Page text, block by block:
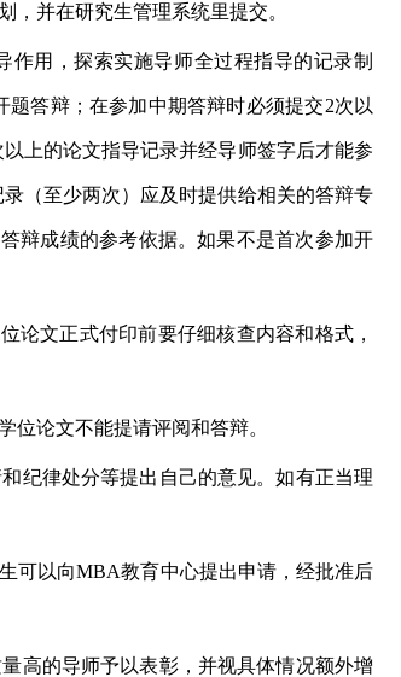
，并在研究生管理系统里提交。
用，探索实施导师全过程指导的记录制
答辩；在参加中期答辩时必须提交2次以
以上的论文指导记录并经导师签字后才能参
（至少两次）应及时提供给相关的答辩专
辩成绩的参考依据。如果不是首次参加开
论文正式付印前要仔细核查内容和格式，
位论文不能提请评阅和答辩。
纪律处分等提出自己的意见。如有正当理
可以向MBA教育中心提出申请，经批准后
高的导师予以表彰，并视具体情况额外增